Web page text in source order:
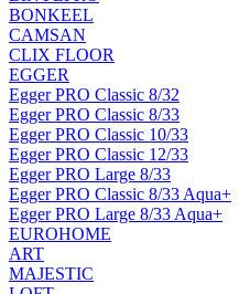
BONKEEL
CAMSAN
CLIX FLOOR
EGGER
Egger PRO Classic 8/32
Egger PRO Classic 8/33
Egger PRO Classic 10/33
Egger PRO Classic 12/33
Egger PRO Large 8/33
Egger PRO Classic 8/33 Aqua+
Egger PRO Large 8/33 Aqua+
EUROHOME
ART
MAJESTIC